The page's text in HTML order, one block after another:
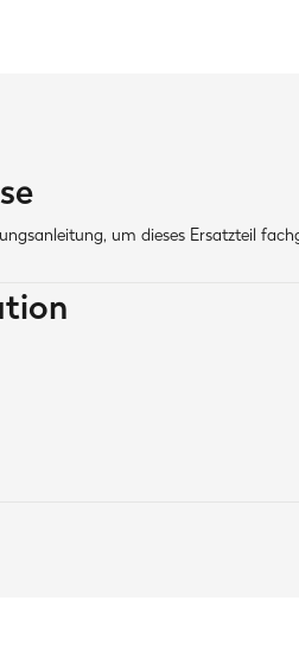
um dieses Ersatzteil